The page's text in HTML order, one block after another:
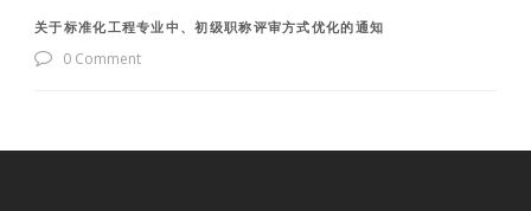
关于标准化工程专业中、初级职称评审方式优化的通知
0 Comment